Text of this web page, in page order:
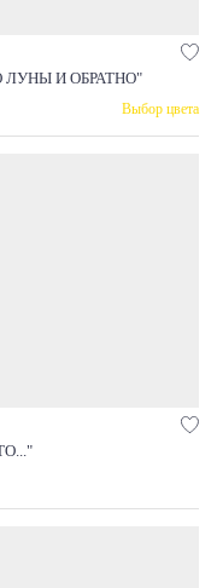
И ОБРАТНО"
Выбор цвета